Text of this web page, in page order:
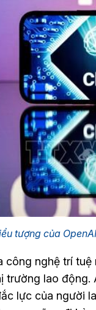
tượng của
công nghệ trí
trường lao
lực của người